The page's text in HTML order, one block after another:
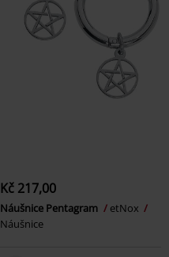
Kč 217,00
Náušnice Pentagram
etNox
Náušnice